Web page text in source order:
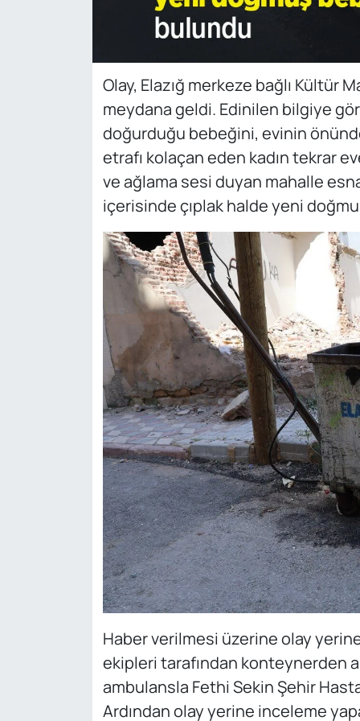
Olay, Elazığ merkeze bağlı Kültür
meydana geldi. Edinilen bilgiye
doğurduğu bebeğini, evinin
etrafı kolaçan eden kadın tekrar
ve ağlama sesi duyan mahalle
içerisinde çıplak halde yeni
Haber verilmesi üzerine olay
ekipleri tarafından konteynerden
ambulansla Fethi Sekin Şehir
Ardından olay yerine inceleme